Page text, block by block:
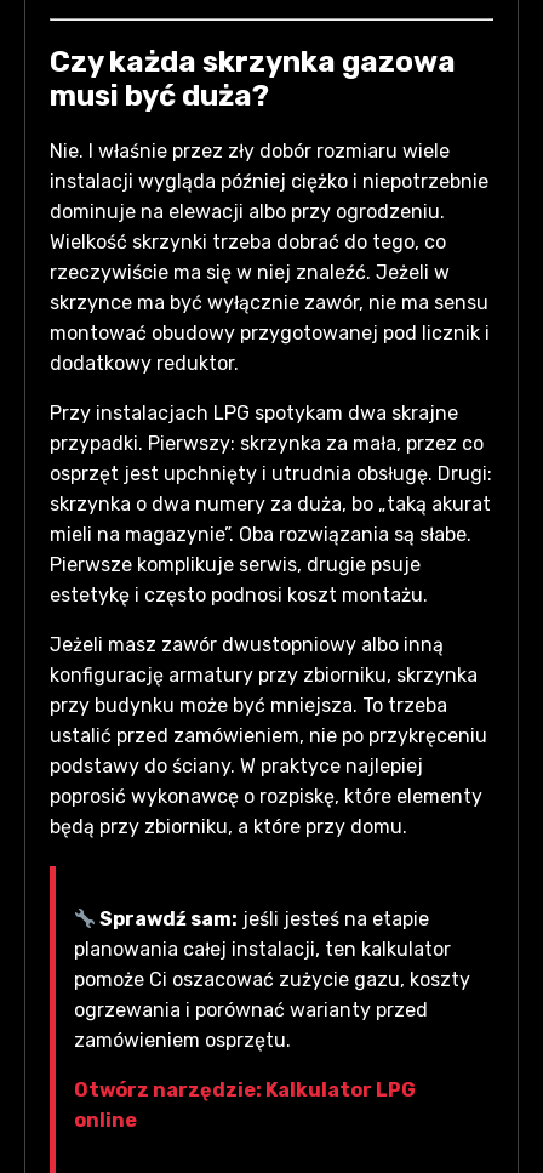
Czy każda skrzynka gazowa
musi być duża?
Nie. I właśnie przez zły dobór rozmiaru wiele
instalacji wygląda później ciężko i niepotrzebnie
dominuje na elewacji albo przy ogrodzeniu.
Wielkość skrzynki trzeba dobrać do tego, co
rzeczywiście ma się w niej znaleźć. Jeżeli w
skrzynce ma być wyłącznie zawór, nie ma sensu
montować obudowy przygotowanej pod licznik i
dodatkowy reduktor.
Przy instalacjach LPG spotykam dwa skrajne
przypadki. Pierwszy: skrzynka za mała, przez co
osprzęt jest upchnięty i utrudnia obsługę. Drugi:
skrzynka o dwa numery za duża, bo „taką akurat
mieli na magazynie”. Oba rozwiązania są słabe.
Pierwsze komplikuje serwis, drugie psuje
estetykę i często podnosi koszt montażu.
Jeżeli masz zawór dwustopniowy albo inną
konfigurację armatury przy zbiorniku, skrzynka
przy budynku może być mniejsza. To trzeba
ustalić przed zamówieniem, nie po przykręceniu
podstawy do ściany. W praktyce najlepiej
poprosić wykonawcę o rozpiskę, które elementy
będą przy zbiorniku, a które przy domu.
Sprawdź sam: jeśli jesteś na etapie
planowania całej instalacji, ten kalkulator
pomoże Ci oszacować zużycie gazu, koszty
ogrzewania i porównać warianty przed
zamówieniem osprzętu.
Otwórz narzędzie: Kalkulator LPG
online